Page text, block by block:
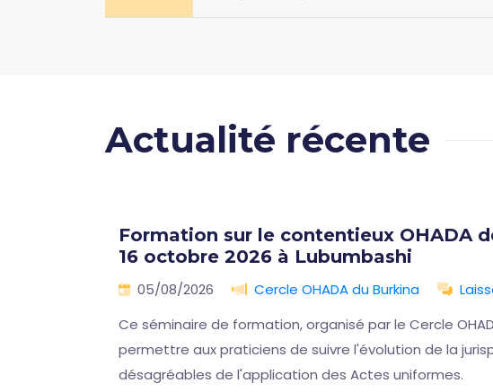
Actualité récente
Formation sur le contentieux OHADA
16 octobre 2026 à Lubumbashi
05/08/2026 Cercle OHADA du Burkina
Ce séminaire de formation, organisé par le Cercle
permettre aux praticiens de suivre l'évolution de la
désagréables de l'application des Actes uniformes.